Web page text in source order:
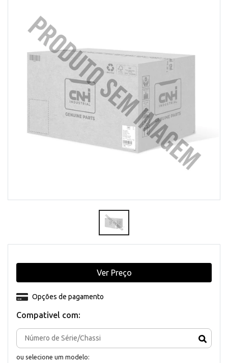
Compativel com:
ou selecione um modelo:
Opções de pagamento
Ver Preço